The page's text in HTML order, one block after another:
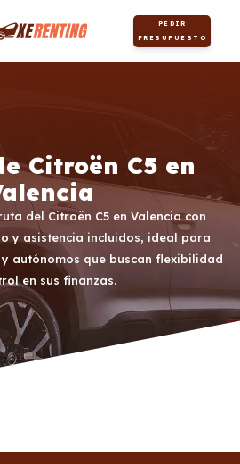
PEDIR
PRESUPUESTO
Citroën C5 en
del Citroën C5 en Valencia con
y asistencia incluidos, ideal para
autónomos que buscan flexibilidad
en sus finanzas.